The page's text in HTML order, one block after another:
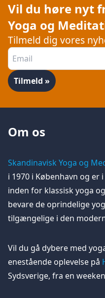
Vil du høre nyt
Yoga og
Tilmeld dig vores
Om os
Skandinavisk Yoga og
i 1970 i København og
inden for klassisk yoga
bevare de oprindelige
tilgængelige i den
Vil du gå dybere med
enestående oplevelse på
Sydsverige, fra en